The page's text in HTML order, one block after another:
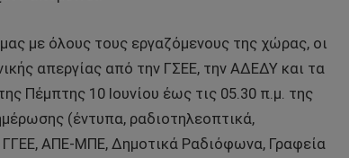
με όλους τους εργαζόμενους της χώρας, οι
απεργίας από την ΓΣΕΕ, την ΑΔΕΔΥ και τα
Πέμπτης 10 Ιουνίου έως τις 05.30 π.μ. της
(έντυπα, ραδιοτηλεοπτικά,
ΓΓΕΕ, ΑΠΕ-ΜΠΕ, Δημοτικά Ραδιόφωνα, Γραφεία